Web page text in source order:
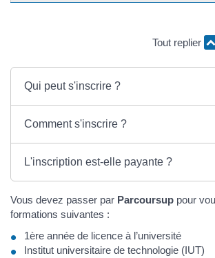
Tout replier
Qui peut s'inscrire ?
Comment s'inscrire ?
L'inscription est-elle payante ?
Vous devez passer par Parcoursup pour
formations suivantes :
1ère année de licence à l’université
Institut universitaire de technologie (IUT)